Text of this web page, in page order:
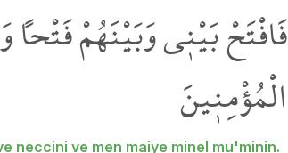
فَافْتَحْ بَيْن۪ي وَبَيْنَهُمْ
الْمُؤْمِن۪ينَ
neccini ve men maiye minel mu'minin.